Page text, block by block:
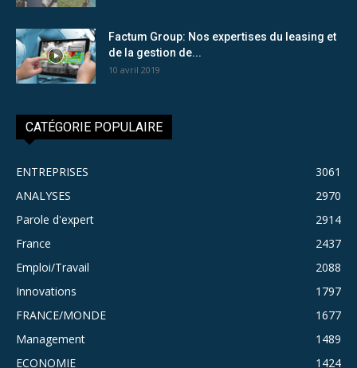
Factum Group: Nos expertises du leasing et
de la gestion de...
10 avril 2019
CATÉGORIE POPULAIRE
ENTREPRISES
3061
ANALYSES
2970
Parole d'expert
2914
France
2437
Emploi/Travail
2088
Innovations
1797
FRANCE/MONDE
1677
Management
1489
ECONOMIE
1424